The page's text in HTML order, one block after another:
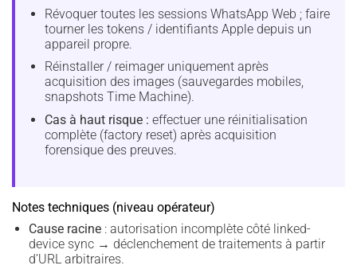
Révoquer toutes les sessions WhatsApp Web ; faire
tourner les tokens / identifiants Apple depuis un
appareil propre.
Réinstaller / reimager uniquement après
acquisition des images (sauvegardes mobiles,
snapshots Time Machine).
Cas à haut risque : effectuer une réinitialisation
complète (factory reset) après acquisition
forensique des preuves.
Notes techniques (niveau opérateur)
Cause racine: autorisation incomplète côté linked-
device sync → déclenchement de traitements à partir
d’URL arbitraires.